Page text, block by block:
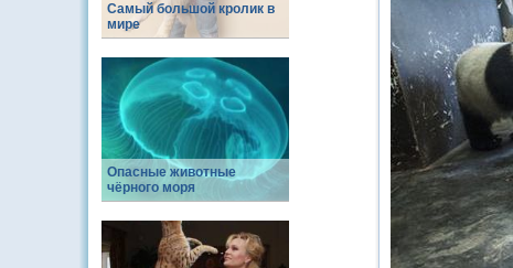
Самый большой кролик в
мире
Опасные животные
чёрного моря